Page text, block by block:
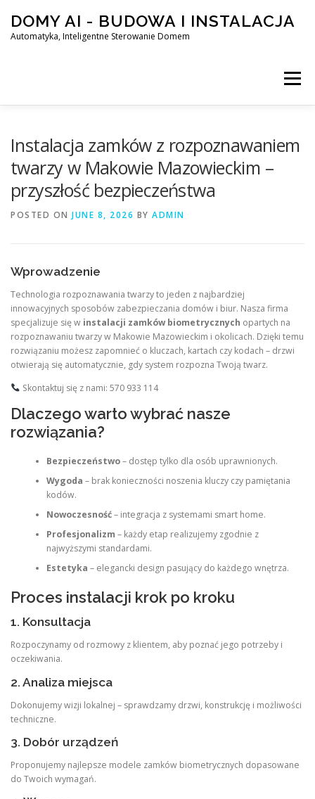
content
DOMY AI - BUDOWA I INSTALACJA
Automatyka, Inteligentne Sterowanie Domem
Menu
SMART DOM AI – AUTOMATYKA, INTELIGENTNE
Instalacja zamków z rozpoznawaniem
twarzy w Makowie Mazowieckim –
przyszłość bezpieczeństwa
POSTED ON JUNE 8, 2026 BY ADMIN
Wprowadzenie
Technologia rozpoznawania twarzy to jeden z najbardziej
innowacyjnych sposobów zabezpieczania domów i biur. Nasza firma
specjalizuje się w instalacji zamków biometrycznych opartych na
rozpoznawaniu twarzy w Makowie Mazowieckim i okolicach. Dzięki temu
rozwiązaniu możesz zapomnieć o kluczach, kartach czy kodach – drzwi
otwierają się automatycznie, gdy system rozpozna Twoją twarz.
Skontaktuj się z nami: 570 933 114
Dlaczego warto wybrać nasze
rozwiązania?
Bezpieczeństwo– dostęp tylko dla osób uprawnionych.
Wygoda – brak konieczności noszenia kluczy czy pamiętania
kodów.
Nowoczesność– integracja z systemami smart home.
Profesjonalizm – każdy etap realizujemy zgodnie z
najwyższymi standardami.
Estetyka – elegancki design pasujący do każdego wnętrza.
Proces instalacji krok po kroku
1. Konsultacja
Rozpoczynamy od rozmowy z klientem, aby poznać jego potrzeby i
oczekiwania.
2. Analiza miejsca
Dokonujemy wizji lokalnej – sprawdzamy drzwi, konstrukcję i możliwości
techniczne.
3. Dobór urządzeń
Proponujemy najlepsze modele zamków biometrycznych dopasowane
do Twoich wymagań.